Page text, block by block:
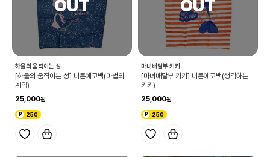
하울의 움직이는 성
[하울의 움직이는 성] 버튼에코백(마법의
계약)
25,000
250
마녀배달부 키키
[마녀배달부 키키] 버튼에코백(생각하는
키키)
25,000
250